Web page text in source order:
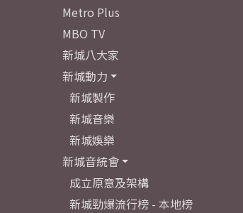
Metro Plus
MBO TV
新城八大家
新城動力
新城製作
新城音樂
新城娛樂
新城音統會
成立原意及架構
新城勁爆流行榜 - 本地榜